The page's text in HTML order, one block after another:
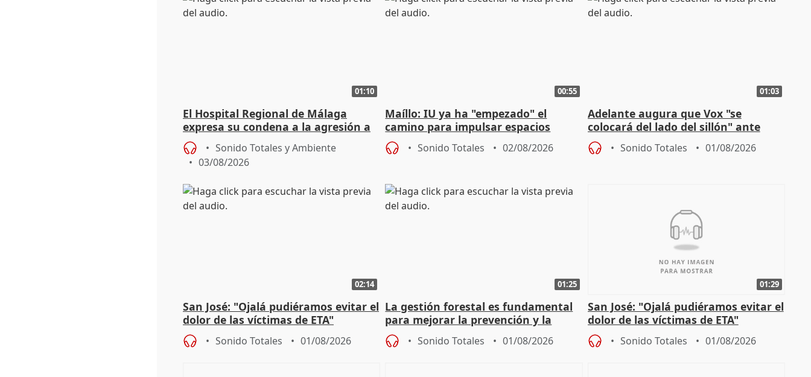
01:10
El Hospital Regional de Málaga
expresa su condena a la agresión a
dos enfermeras de Urgencias
Sonido Totales y Ambiente
03/08/2026
00:55
Maíllo: IU ya ha "empezado" el
camino para impulsar espacios
unitarios para las municipales
Sonido Totales 02/08/2026
01:03
Adelante augura que Vox "se
colocará del lado del sillón" ante
iniciativas de la oposición
Sonido Totales 01/08/2026
02:14
San José: "Ojalá pudiéramos evitar el
dolor de las víctimas de ETA"
Sonido Totales 01/08/2026
01:25
La gestión forestal es fundamental
para mejorar la prevención y la
actuación frente a incendios
Sonido Totales 01/08/2026
01:29
San José: "Ojalá pudiéramos evitar el
dolor de las víctimas de ETA"
Sonido Totales 01/08/2026